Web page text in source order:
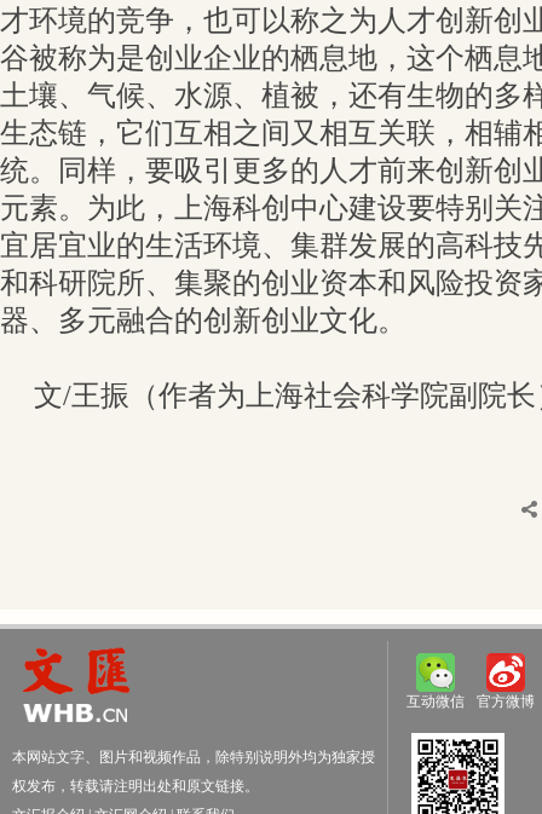
才环境的竞争，也可以称之为人才创新创
谷被称为是创业企业的栖息地，这个栖息
土壤、气候、水源、植被，还有生物的多
生态链，它们互相之间又相互关联，相辅
统。同样，要吸引更多的人才前来创新创
元素。为此，上海科创中心建设要特别关
宜居宜业的生活环境、集群发展的高科技
和科研院所、集聚的创业资本和风险投资
器、多元融合的创新创业文化。
文/王振（作者为上海社会科学院副院长
本网站文字、图片和视频作品，除特别说明外均为独家授
权发布，转载请注明出处和原文链接。
互动微信 官方微博